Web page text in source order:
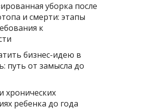
уборка после
и смерти: этапы
к
бизнес-идею в
путь от замысла до
хронических
ребенка до года